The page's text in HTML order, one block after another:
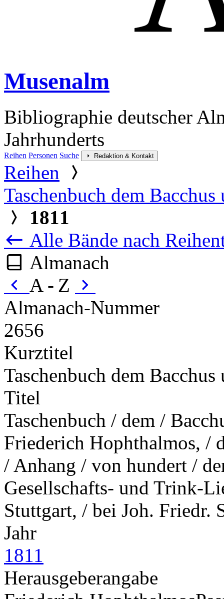
Musenalm
Bibliographie deutscher
Jahrhunderts
Reihen Personen Suche Redaktion & Kontakt
Reihen
Taschenbuch dem
1811
Alle Bände nach
Almanach
A - Z
Almanach-Nummer
2656
Kurztitel
Taschenbuch dem
Titel
Taschenbuch / dem /
Friederich Hophthalmos, /
/ Anhang / von hundert /
Gesellschafts- und Trink-
Stuttgart, / bei Joh. Friedr.
Jahr
1811
Herausgeberangabe